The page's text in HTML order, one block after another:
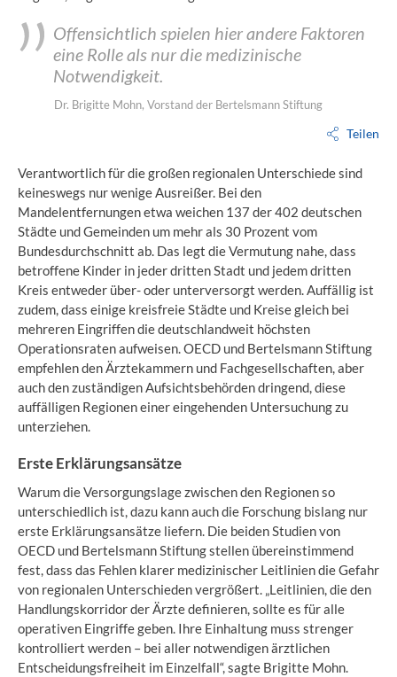
Offensichtlich spielen hier andere Faktoren
eine Rolle als nur die medizinische
Notwendigkeit.
Dr. Brigitte Mohn, Vorstand der Bertelsmann Stiftung
Teilen
Verantwortlich für die großen regionalen Unterschiede sind
keineswegs nur wenige Ausreißer. Bei den
Mandelentfernungen etwa weichen 137 der 402 deutschen
Städte und Gemeinden um mehr als 30 Prozent vom
Bundesdurchschnitt ab. Das legt die Vermutung nahe, dass
betroffene Kinder in jeder dritten Stadt und jedem dritten
Kreis entweder über- oder unterversorgt werden. Auffällig ist
zudem, dass einige kreisfreie Städte und Kreise gleich bei
mehreren Eingriffen die deutschlandweit höchsten
Operationsraten aufweisen. OECD und Bertelsmann Stiftung
empfehlen den Ärztekammern und Fachgesellschaften, aber
auch den zuständigen Aufsichtsbehörden dringend, diese
auffälligen Regionen einer eingehenden Untersuchung zu
unterziehen.
Erste Erklärungsansätze
Warum die Versorgungslage zwischen den Regionen so
unterschiedlich ist, dazu kann auch die Forschung bislang nur
erste Erklärungsansätze liefern. Die beiden Studien von
OECD und Bertelsmann Stiftung stellen übereinstimmend
fest, dass das Fehlen klarer medizinischer Leitlinien die Gefahr
von regionalen Unterschieden vergrößert. „Leitlinien, die den
Handlungskorridor der Ärzte definieren, sollte es für alle
operativen Eingriffe geben. Ihre Einhaltung muss strenger
kontrolliert werden – bei aller notwendigen ärztlichen
Entscheidungsfreiheit im Einzelfall“, sagte Brigitte Mohn.